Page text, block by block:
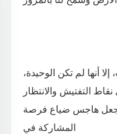
أنها لم تكن الوحيدة،
التفتيش والانتظار
جعل هاجس ضياع فرصة
المشاركة في